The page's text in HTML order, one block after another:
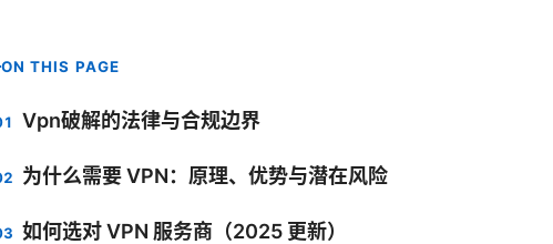
ON THIS PAGE
Vpn破解的法律与合规边界
为什么需要 VPN：原理、优势与潜在风险
如何选对 VPN 服务商（2025 更新）